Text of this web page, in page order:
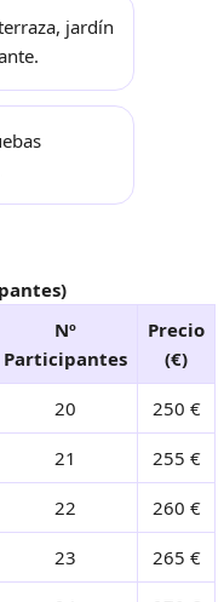
jardín
Nº
Participantes
Precio
(€)
20 250 €
21 255 €
22 260 €
23 265 €